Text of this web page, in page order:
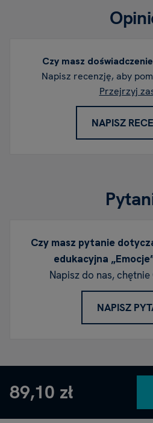
Czy masz
Napisz recenzję, aby
Przejrzyj
NAPISZ
Czy masz pytanie
edukacyjna
Napisz do nas,
NAPISZ
89,10 zł